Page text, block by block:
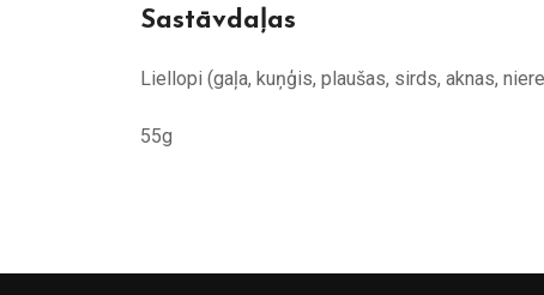
Sastāvdaļas
Liellopi (gaļa, kuņģis, plaušas, sirds, aknas,
55g